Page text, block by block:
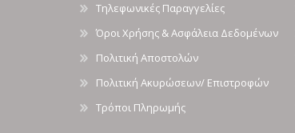
Τηλεφωνικές Παραγγελίες
Όροι Χρήσης & Ασφάλεια Δεδομένων
Πολιτική Αποστολών
Πολιτική Ακυρώσεων/ Επιστροφών
Τρόποι Πληρωμής